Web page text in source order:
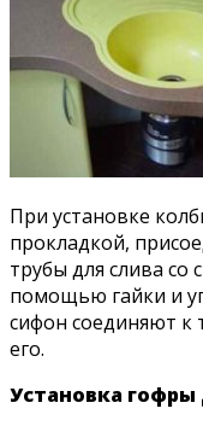
При установке
прокладкой,
трубы для слива со
помощью гайки и
сифон соединяют к
его.
Установка